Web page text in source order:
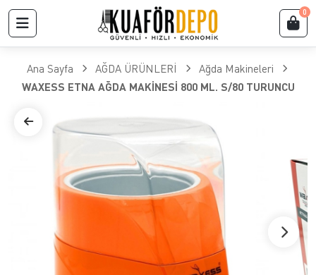
0
Ana Sayfa AĞDA ÜRÜNLERİ
Ağda Makineleri
WAXESS ETNA AĞDA MAKİNESİ 800 ML. S/80 TURUNCU